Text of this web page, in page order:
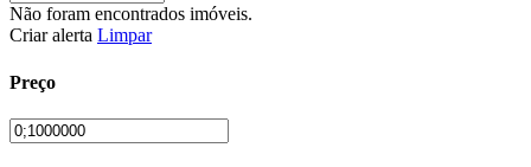
Não foram encontrados imóveis.
Criar alerta Limpar
Preço